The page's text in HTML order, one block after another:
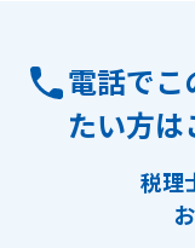
電話でこ
たい方は
税理